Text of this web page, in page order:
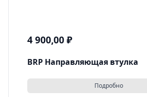
4 900,00₽
BRP Направляющая втулка
Подробно